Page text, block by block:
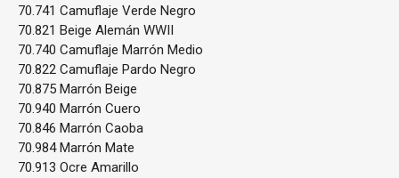
70.741 Camuflaje Verde Negro
70.821 Beige Alemán WWII
70.740 Camuflaje Marrón Medio
70.822 Camuflaje Pardo Negro
70.875 Marrón Beige
70.940 Marrón Cuero
70.846 Marrón Caoba
70.984 Marrón Mate
70.913 Ocre Amarillo